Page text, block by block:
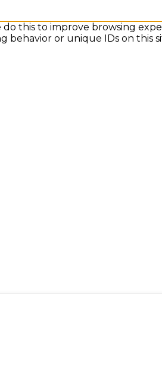
this to improve browsing
or unique IDs on this